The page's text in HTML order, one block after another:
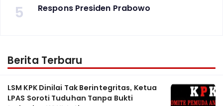
5 Respons Presiden Prabowo
Berita Terbaru
LSM KPK Dinilai Tak Berintegritas, Ketua
LPAS Soroti Tuduhan Tanpa Bukti